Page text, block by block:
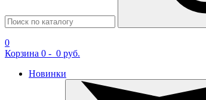
0
Корзина 0 - 0 руб.
Новинки